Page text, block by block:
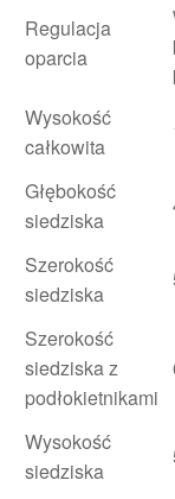
Regulacja
oparcia
Wysokość
całkowita
Głębokość
siedziska
Szerokość
siedziska
Szerokość
siedziska z
podłokietnikami
Wysokość
siedziska